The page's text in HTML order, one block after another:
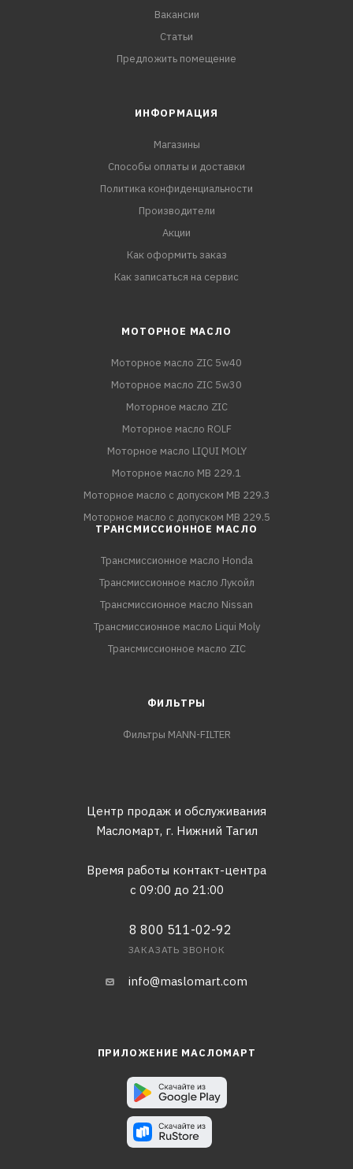
Вакансии
Статьи
Предложить помещение
ИНФОРМАЦИЯ
Магазины
Способы оплаты и доставки
Политика конфиденциальности
Производители
Акции
Как оформить заказ
Как записаться на сервис
МОТОРНОЕ МАСЛО
Моторное масло ZIC 5w40
Моторное масло ZIC 5w30
Моторное масло ZIC
Моторное масло ROLF
Моторное масло LIQUI MOLY
Моторное масло MB 229.1
Моторное масло с допуском MB 229.3
Моторное масло с допуском MB 229.5
ТРАНСМИССИОННОЕ МАСЛО
Трансмиссионное масло Honda
Трансмиссионное масло Лукойл
Трансмиссионное масло Nissan
Трансмиссионное масло Liqui Moly
Трансмиссионное масло ZIC
ФИЛЬТРЫ
Фильтры MANN-FILTER
Центр продаж и обслуживания
Масломарт, г. Нижний Тагил
Время работы контакт-центра
с 09:00 до 21:00
8 800 511-02-92
ЗАКАЗАТЬ ЗВОНОК
info@maslomart.com
ПРИЛОЖЕНИЕ МАСЛОМАРТ